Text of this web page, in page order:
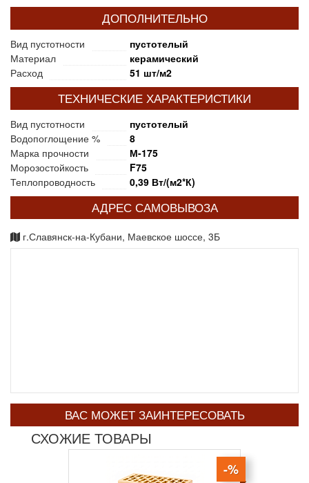
ДОПОЛНИТЕЛЬНО
Вид пустотности
пустотелый
Материал
керамический
Расход
51 шт/м2
ТЕХНИЧЕСКИЕ ХАРАКТЕРИСТИКИ
Вид пустотности
пустотелый
Водопоглощение %
8
Марка прочности
М-175
Морозостойкость
F75
Теплопроводность
0,39 Вт/(м2*К)
АДРЕС САМОВЫВОЗА
г.Славянск-на-Кубани, Маевское шоссе, 3Б
ВАС МОЖЕТ ЗАИНТЕРЕСОВАТЬ
СХОЖИЕ ТОВАРЫ
-%